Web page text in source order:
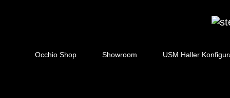
Occhio Shop Showroom USM Haller